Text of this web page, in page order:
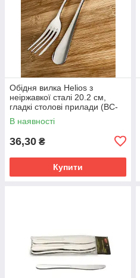
Обідня вилка Helios з
неіржавкої сталі 20.2 см,
гладкі столові прилади (BC-
2/02)
В наявності
36,30 ₴
Купити